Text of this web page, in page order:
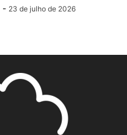
- 23 de julho de 2026